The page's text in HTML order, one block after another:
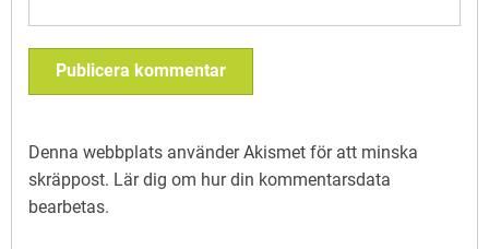
Denna webbplats använder Akismet för att minska
skräppost. Lär dig om hur din kommentarsdata
bearbetas.